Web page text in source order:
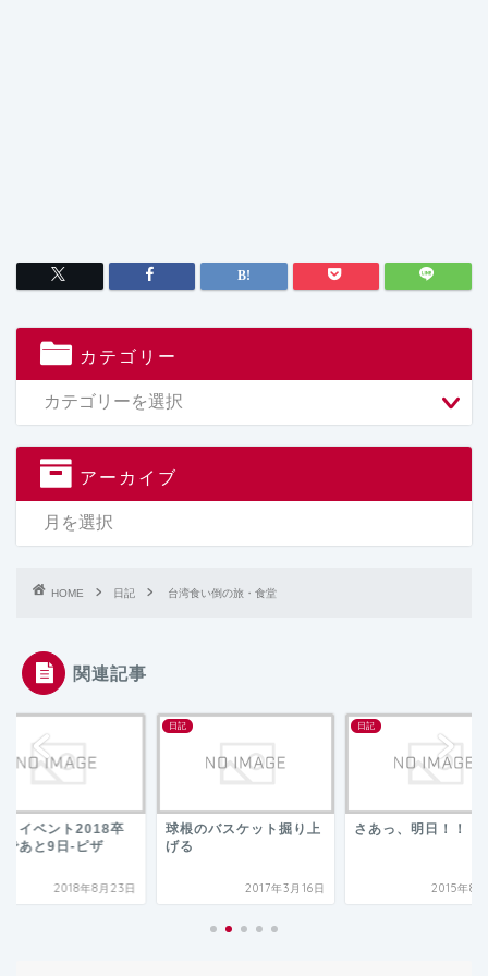
カテゴリー
アーカイブ
HOME 日記 台湾食い倒の旅・食堂
関連記事
トイベント2018卒
であと9日-ピザ
2018年8月23日
日記
球根のバスケット掘り上
げる
2017年3月16日
日記
さあっ、明日！！！
2015年8